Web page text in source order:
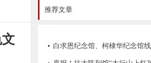
推荐文章
白求恩纪念馆、柯棣华纪念馆